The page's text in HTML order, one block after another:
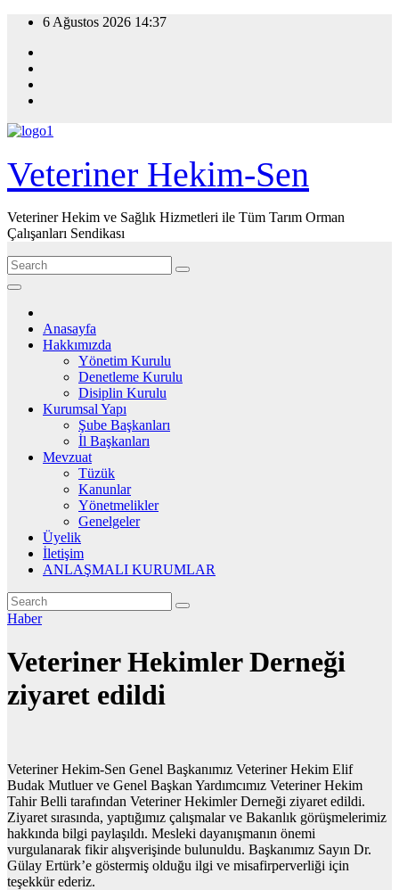
Skip
content
6 Ağustos 2026 14:37
Veteriner Hekim-Sen
Veteriner Hekim ve Sağlık Hizmetleri ile Tüm Tarım Orman
Çalışanları Sendikası
Anasayfa
Hakkımızda
Yönetim Kurulu
Denetleme Kurulu
Disiplin Kurulu
Kurumsal Yapı
Şube Başkanları
İl Başkanları
Mevzuat
Tüzük
Kanunlar
Yönetmelikler
Genelgeler
Üyelik
İletişim
ANLAŞMALI KURUMLAR
Haber
Veteriner Hekimler Derneği
ziyaret edildi
Veteriner Hekim-Sen Genel Başkanımız Veteriner Hekim Elif
Budak Mutluer ve Genel Başkan Yardımcımız Veteriner Hekim
Tahir Belli tarafından Veteriner Hekimler Derneği ziyaret edildi.
Ziyaret sırasında, yaptığımız çalışmalar ve Bakanlık görüşmelerimiz
hakkında bilgi paylaşıldı. Mesleki dayanışmanın önemi
vurgulanarak fikir alışverişinde bulunuldu. Başkanımız Sayın Dr.
Gülay Ertürk’e göstermiş olduğu ilgi ve misafirperverliği için
teşekkür ederiz.